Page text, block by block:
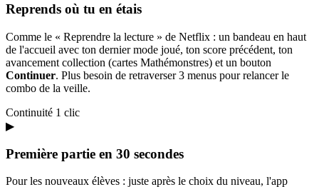
Reprends où tu en étais
Comme le « Reprendre la lecture » de Netflix : un bandeau en haut
de l'accueil avec ton dernier mode joué, ton score précédent, ton
avancement collection (cartes Mathémonstres) et un bouton
Continuer. Plus besoin de retraverser 3 menus pour relancer le
combo de la veille.
Continuité 1 clic
▶
Première partie en 30 secondes
Pour les nouveaux élèves : juste après le choix du niveau, l'app